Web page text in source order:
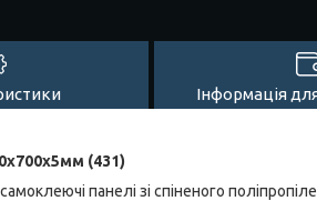
Інформація
(431)
панелі зі спіненого